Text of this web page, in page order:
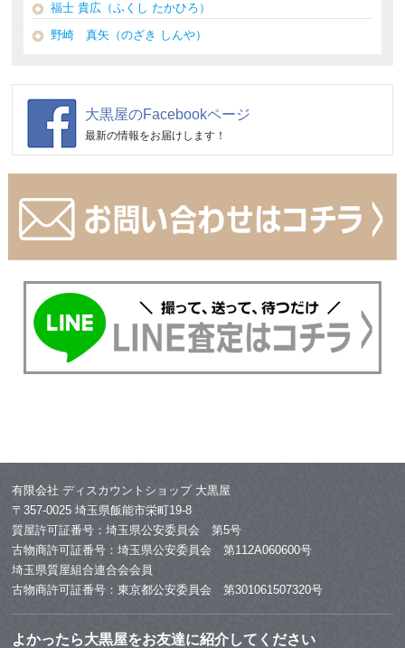
福士 貴広（ふくし たかひろ）
野崎 真矢（のざき しんや）
大黒屋のFacebookページ
最新の情報をお届けします！
有限会社 ディスカウントショップ 大黒屋
〒357-0025 埼玉県飯能市栄町19-8
質屋許可証番号：埼玉県公安委員会 第5号
古物商許可証番号：埼玉県公安委員会 第112A060600号
埼玉県質屋組合連合会会員
古物商許可証番号：東京都公安委員会 第301061507320号
よかったら大黒屋をお友達に紹介してください